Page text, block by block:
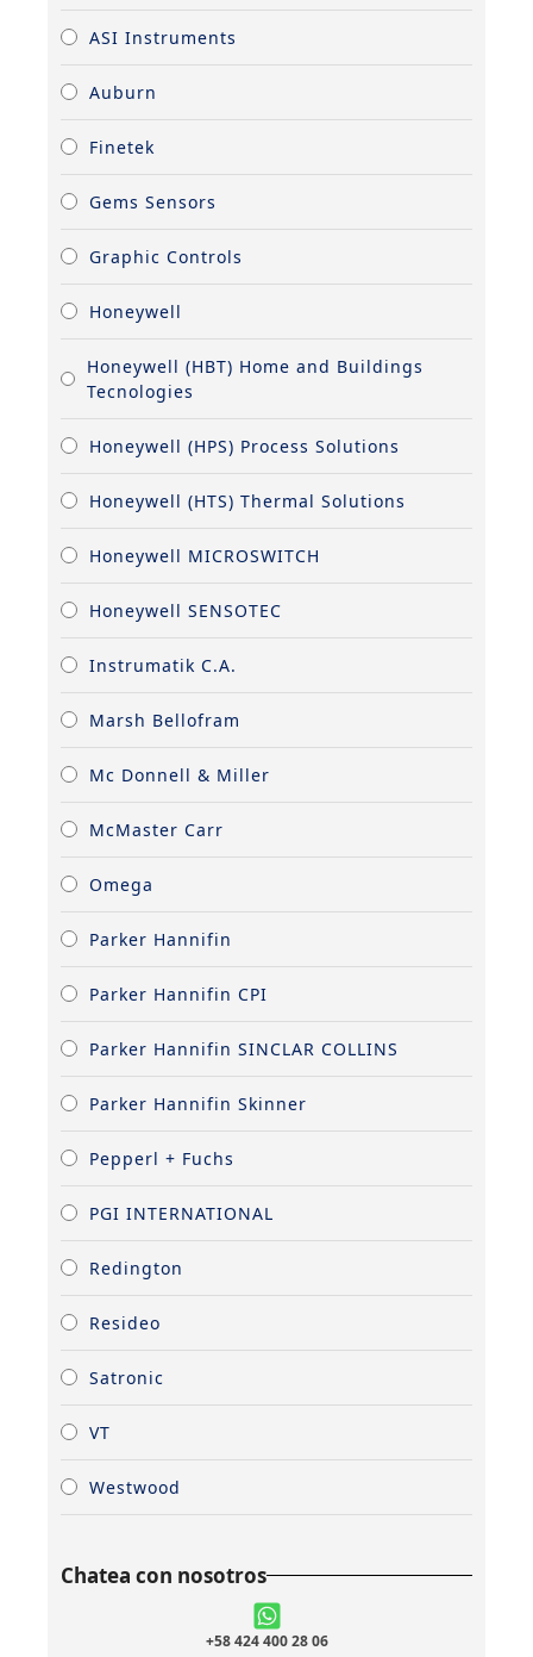
ASI Instruments
Auburn
Finetek
Gems Sensors
Graphic Controls
Honeywell
Honeywell (HBT) Home and Buildings
Tecnologies
Honeywell (HPS) Process Solutions
Honeywell (HTS) Thermal Solutions
Honeywell MICROSWITCH
Honeywell SENSOTEC
Instrumatik C.A.
Marsh Bellofram
Mc Donnell & Miller
McMaster Carr
Omega
Parker Hannifin
Parker Hannifin CPI
Parker Hannifin SINCLAR COLLINS
Parker Hannifin Skinner
Pepperl + Fuchs
PGI INTERNATIONAL
Redington
Resideo
Satronic
VT
Westwood
Chatea con nosotros
+58 424 400 28 06